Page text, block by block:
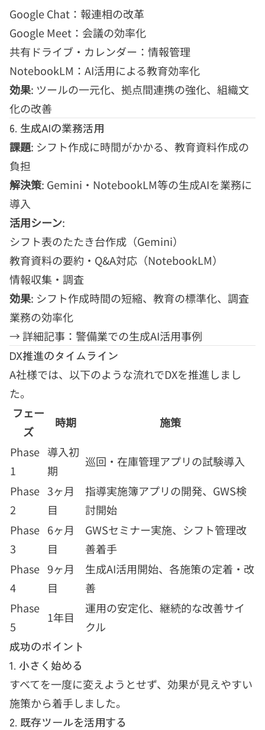
Google Chat：報連相の改革
Google Meet：会議の効率化
共有ドライブ・カレンダー：情報管理
NotebookLM：AI活用による教育効率化
効果: ツールの一元化、拠点間連携の強化、組織文
化の改善
6. 生成AIの業務活用
課題: シフト作成に時間がかかる、教育資料作成の
負担
解決策: Gemini・NotebookLM等の生成AIを業務に
導入
活用シーン:
シフト表のたたき台作成（Gemini）
教育資料の要約・Q&A対応（NotebookLM）
情報収集・調査
効果: シフト作成時間の短縮、教育の標準化、調査
業務の効率化
→詳細記事：警備業での生成AI活用事例
DX推進のタイムライン
A社様では、以下のような流れでDXを推進しまし
た。
フェー
ズ
時期
施策
Phase
1
導入初
期
巡回・在庫管理アプリの試験導入
Phase
2
3ヶ月
目
指導実施簿アプリの開発、GWS検
討開始
Phase
3
6ヶ月
目
GWSセミナー実施、シフト管理改
善着手
Phase
4
9ヶ月
目
生成AI活用開始、各施策の定着・改
善
Phase
5
1年目
運用の安定化、継続的な改善サイ
クル
成功のポイント
1. 小さく始める
すべてを一度に変えようとせず、効果が見えやすい
施策から着手しました。
2. 既存ツールを活用する